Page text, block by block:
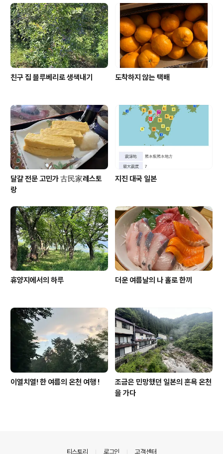
도시대 중기부터 시작된 풍습이라고 한다 에도 중기때는
복어 껍질에다 말았다고 하는데 지금은 김에다가 말아서
먹는다 왜 하필 김말이냐 하면 김밥을 만들때 여러 재료를
넣고 돌돌 말듯이 복이 돌돌 말려서..
친구 집 블루베리로 생색내기 도착하지 않는 택배
달걀 전문 고민가 古民家레스토
랑
지진 대국 일본
휴양지에서의 하루 더운 여름날의 나 홀로 한끼
이열치열! 한 여름의 온천 여행 !
조금은 민망했던 일본의 혼욕 온천
을 가다
티스토리 로그인 고객센터